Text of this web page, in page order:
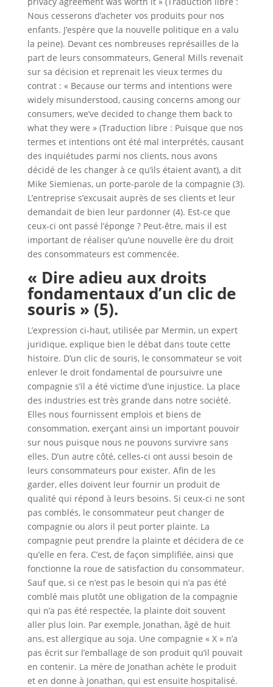
Nous cesserons d’acheter vos produits pour nos
enfants. J’espère que la nouvelle politique en a valu
la peine). Devant ces nombreuses représailles de la
part de leurs consommateurs, General Mills revenait
sur sa décision et reprenait les vieux termes du
contrat : « Because our terms and intentions were
widely misunderstood, causing concerns among our
consumers, we’ve decided to change them back to
what they were » (Traduction libre : Puisque que nos
termes et intentions ont été mal interprétés, causant
des inquiétudes parmi nos clients, nous avons
décidé de les changer à ce qu’ils étaient avant), a dit
Mike Siemienas, un porte-parole de la compagnie (3).
L’entreprise s’excusait auprès de ses clients et leur
demandait de bien leur pardonner (4). Est-ce que
ceux-ci ont passé l’éponge ? Peut-être, mais il est
important de réaliser qu’une nouvelle ère du droit
des consommateurs est commencée.
« Dire adieu aux droits
fondamentaux d’un clic de
souris » (5).
L’expression ci-haut, utilisée par Mermin, un expert
juridique, explique bien le débat dans toute cette
histoire. D’un clic de souris, le consommateur se voit
enlever le droit fondamental de poursuivre une
compagnie s’il a été victime d’une injustice. La place
des industries est très grande dans notre société.
Elles nous fournissent emplois et biens de
consommation, exerçant ainsi un important pouvoir
sur nous puisque nous ne pouvons survivre sans
elles. D’un autre côté, celles-ci ont aussi besoin de
leurs consommateurs pour exister. Afin de les
garder, elles doivent leur fournir un produit de
qualité qui répond à leurs besoins. Si ceux-ci ne sont
pas comblés, le consommateur peut changer de
compagnie ou alors il peut porter plainte. La
compagnie peut prendre la plainte et décidera de ce
qu’elle en fera. C’est, de façon simplifiée, ainsi que
fonctionne la roue de satisfaction du consommateur.
Sauf que, si ce n’est pas le besoin qui n’a pas été
comblé mais plutôt une obligation de la compagnie
qui n’a pas été respectée, la plainte doit souvent
aller plus loin. Par exemple, Jonathan, âgé de huit
ans, est allergique au soja. Une compagnie « X » n’a
pas écrit sur l’emballage de son produit qu’il pouvait
en contenir. La mère de Jonathan achète le produit
et en donne à Jonathan, qui est ensuite hospitalisé.